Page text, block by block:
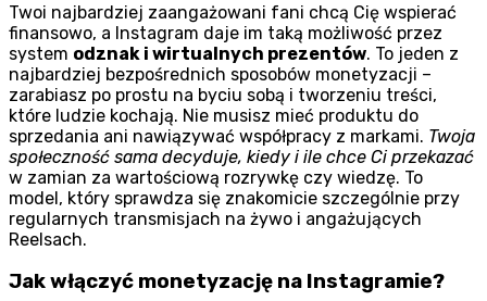
Twoi najbardziej zaangażowani fani chcą Cię wspierać
finansowo, a Instagram daje im taką możliwość przez
system odznak i wirtualnych prezentów. To jeden z
najbardziej bezpośrednich sposobów monetyzacji –
zarabiasz po prostu na byciu sobą i tworzeniu treści,
które ludzie kochają. Nie musisz mieć produktu do
sprzedania ani nawiązywać współpracy z markami. Twoja
społeczność sama decyduje, kiedy i ile chce Ci przekazać
w zamian za wartościową rozrywkę czy wiedzę. To
model, który sprawdza się znakomicie szczególnie przy
regularnych transmisjach na żywo i angażujących
Reelsach.
Jak włączyć monetyzację na Instagramie?